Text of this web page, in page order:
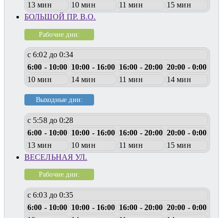
13 мин
10 мин 11 мин
15 мин
БОЛЬШОЙ ПР. В.О.
Рабочие дни:
с 6:02 до 0:34
6:00 - 10:00 10:00 - 16:00 16:00 - 20:00 20:00 - 0:00
10 мин
14 мин 11 мин 14 мин
Выходные дни:
с 5:58 до 0:28
6:00 - 10:00 10:00 - 16:00 16:00 - 20:00 20:00 - 0:00
13 мин
10 мин 11 мин
15 мин
ВЕСЕЛЬНАЯ УЛ.
Рабочие дни:
с 6:03 до 0:35
6:00 - 10:00 10:00 - 16:00 16:00 - 20:00 20:00 - 0:00